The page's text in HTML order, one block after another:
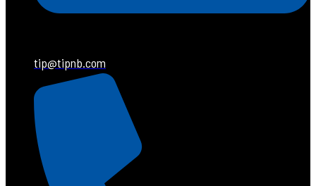
tip@tipnb.com